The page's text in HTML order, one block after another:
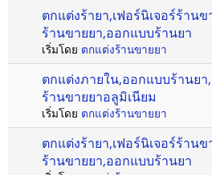
ตกแต่งร้ายา,เฟอร์นิเจอร์ร้าน
ร้านขายยา,ออกแบบร้านยา
เริ่มโดย ตกแต่งร้านขายยา
ตกแต่งภายใน,ออกแบบร้านยา
ร้านขายยาอลูมิเนียม
เริ่มโดย ตกแต่งร้านขายยา
ตกแต่งร้ายา,เฟอร์นิเจอร์ร้าน
ร้านขายยา,ออกแบบร้านยา